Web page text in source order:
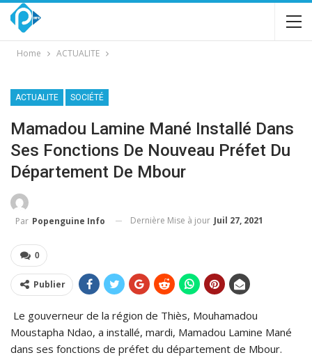
Home ACTUALITE
ACTUALITE SOCIÉTÉ
Mamadou Lamine Mané Installé Dans
Ses Fonctions De Nouveau Préfet Du
Département De Mbour
Par Popenguine Info Dernière Mise à jour Juil 27, 2021
0
Publier
Le gouverneur de la région de Thiès, Mouhamadou
Moustapha Ndao, a installé, mardi, Mamadou Lamine Mané
dans ses fonctions de préfet du département de Mbour.